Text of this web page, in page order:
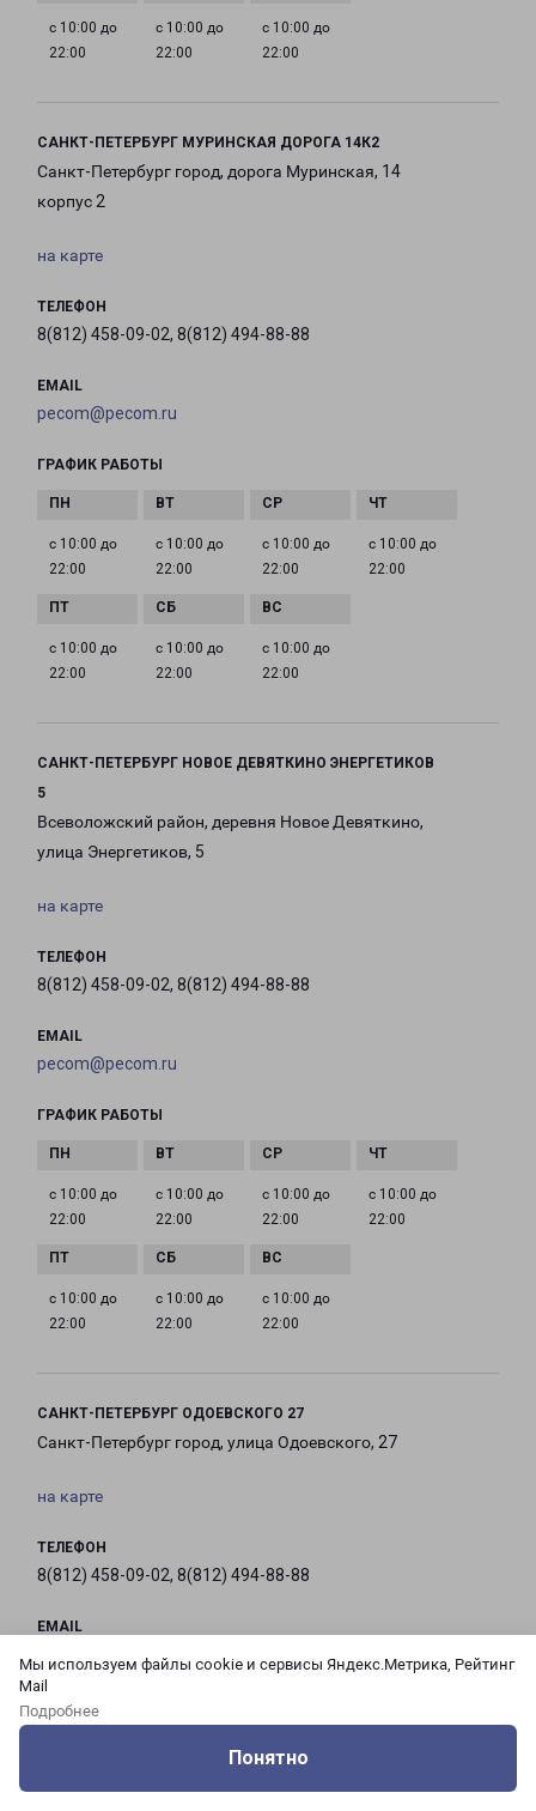
Мы используем файлы cookie и сервисы Яндекс.Метрика, Рейтинг
Mail
Подробнее
Понятно
с 10:00 до
22:00
с 10:00 до
22:00
с 10:00 до
22:00
САНКТ-ПЕТЕРБУРГ МУРИНСКАЯ ДОРОГА 14К2
Санкт-Петербург город, дорога Муринская, 14
корпус 2
на карте
ТЕЛЕФОН
8(812) 458-09-02, 8(812) 494-88-88
EMAIL
pecom@pecom.ru
ГРАФИК РАБОТЫ
с 10:00 до
22:00
с 10:00 до
22:00
с 10:00 до
22:00
с 10:00 до
22:00
с 10:00 до
22:00
с 10:00 до
22:00
с 10:00 до
22:00
САНКТ-ПЕТЕРБУРГ НОВОЕ ДЕВЯТКИНО ЭНЕРГЕТИКОВ
5
Всеволожский район, деревня Новое Девяткино,
улица Энергетиков, 5
на карте
ТЕЛЕФОН
8(812) 458-09-02, 8(812) 494-88-88
EMAIL
pecom@pecom.ru
ГРАФИК РАБОТЫ
с 10:00 до
22:00
с 10:00 до
22:00
с 10:00 до
22:00
с 10:00 до
22:00
с 10:00 до
22:00
с 10:00 до
22:00
с 10:00 до
22:00
САНКТ-ПЕТЕРБУРГ ОДОЕВСКОГО 27
Санкт-Петербург город, улица Одоевского, 27
на карте
ТЕЛЕФОН
8(812) 458-09-02, 8(812) 494-88-88
EMAIL
pecom@pecom.ru
ГРАФИК РАБОТЫ